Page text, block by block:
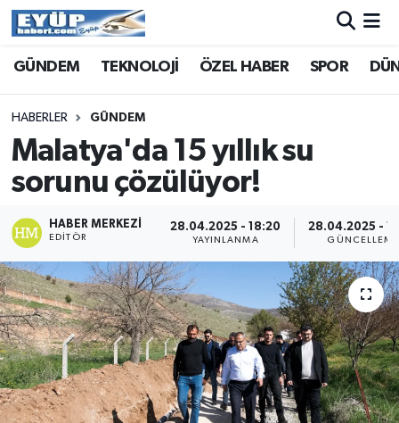
GÜNDEM TEKNOLOJİ ÖZEL HABER SPOR
HABERLER GÜNDEM
Malatya'da 15 yıllık su
sorunu çözülüyor!
HABER MERKEZI
EDITÖR
28.04.2025 - 18:20
YAYINLANMA
28.04.2025 -
GÜNCELLEME